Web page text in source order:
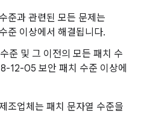
준과 관련된 모든 문제는
준 이상에서 해결됩니다.
준 및 그 이전의 모든 패치 수
12-05 보안 패치 수준 이상에
조업체는 패치 문자열 수준을